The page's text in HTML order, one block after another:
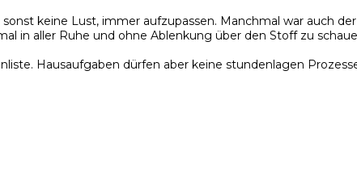
keine Lust, immer aufzupassen. Manchmal war auch
in aller Ruhe und ohne Ablenkung über den Stoff zu
Hausaufgaben dürfen aber keine stundenlagen